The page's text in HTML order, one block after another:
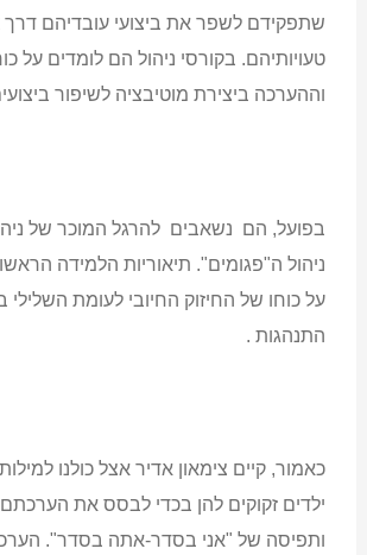
שתפקידם לשפר את ביצועי עובדיהם דרך
טעויותיהם. בקורסי ניהול הם לומדים על
וההערכה ביצירת מוטיבציה לשיפור
בפועל, הם נשאבים להרגל המוכר של
ניהול ה"פגומים". תיאוריות הלמידה
על כוחו של החיזוק החיובי לעומת השלילי
התנהגות .
כאמור, קיים צימאון אדיר אצל כולנו
ילדים זקוקים להן בכדי לבסס את
ותפיסה של "אני בסדר-אתה בסדר".